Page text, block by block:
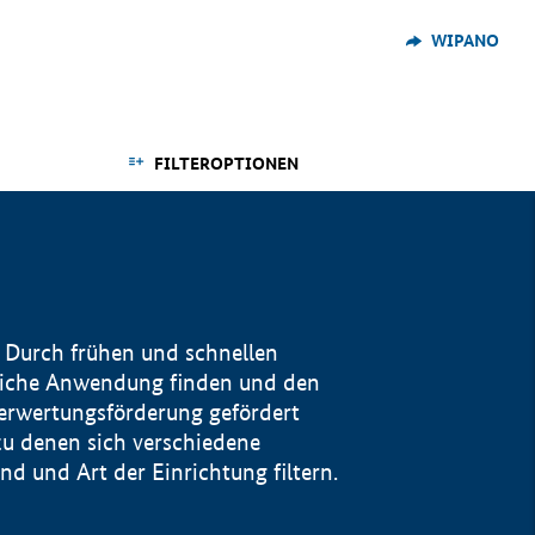
WIPANO
FILTEROPTIONEN
frühen und schnellen
Anwendung finden und den
gefördert
denen sich verschiedene
und Art der Einrichtung filtern.